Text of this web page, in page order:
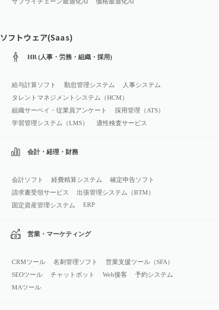
ソフトウェア(Saas)
HR (人事・労務・組織・採用)
給与計算ソフト 勤怠管理システム
人事システム
タレントマネジメントシステム（HCM）
組織サーベイ・従業員アンケート
採用管理（ATS）
学習管理システム（LMS）
適性検査サービス
会計・経理・財務
会計ソフト 経費精算システム
確定申告ソフト
請求書受領サービス
出張管理システム（BTM）
固定資産管理システム
ERP
営業・マーケティング
CRMツール 名刺管理ソフト
営業支援ツール（SFA）
SEOツール
チャットボット Web接客
予約システム
MAツール